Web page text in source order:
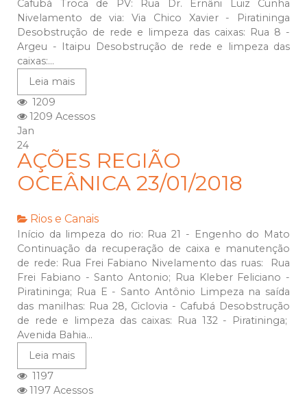
Cafubá Troca de PV: Rua Dr. Ernâni Luiz Cunha
Nivelamento de via: Via Chico Xavier - Piratininga
Desobstrução de rede e limpeza das caixas: Rua 8 -
Argeu - Itaipu Desobstrução de rede e limpeza das
caixas:...
Leia mais
1209
1209 Acessos
Jan
24
AÇÕES REGIÃO
OCEÂNICA 23/01/2018
Rios e Canais
Início da limpeza do rio: Rua 21 - Engenho do Mato
Continuação da recuperação de caixa e manutenção
de rede: Rua Frei Fabiano Nivelamento das ruas: Rua
Frei Fabiano - Santo Antonio; Rua Kleber Feliciano -
Piratininga; Rua E - Santo Antônio Limpeza na saída
das manilhas: Rua 28, Ciclovia - Cafubá Desobstrução
de rede e limpeza das caixas: Rua 132 - Piratininga;
Avenida Bahia...
Leia mais
1197
1197 Acessos